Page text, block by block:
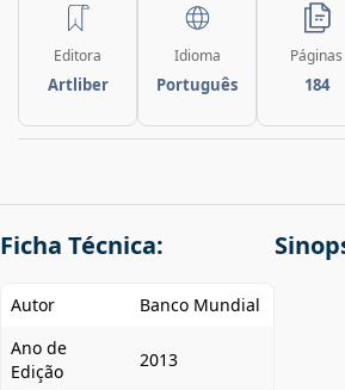
Editora
Artliber
Idioma
Português
Páginas
184
Ficha Técnica:
Autor
Banco Mundial
Ano de
Edição
2013